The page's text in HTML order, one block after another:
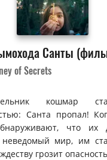
Санты
of Secrets
кошмар
Санта пропал!
что их
мир, им
грозит